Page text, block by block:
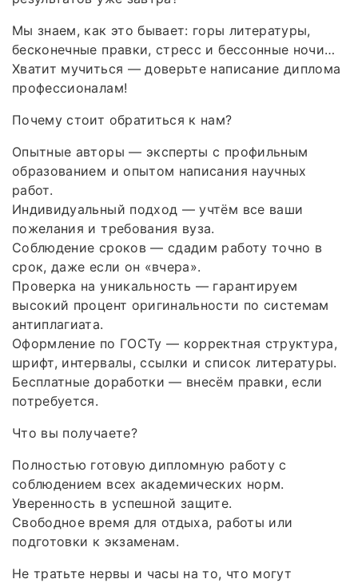
Мы знаем, как это бывает: горы литературы,
бесконечные правки, стресс и бессонные ночи…
Хватит мучиться — доверьте написание диплома
профессионалам!
Почему стоит обратиться к нам?
Опытные авторы — эксперты с профильным
образованием и опытом написания научных
работ.
Индивидуальный подход — учтём все ваши
пожелания и требования вуза.
Соблюдение сроков — сдадим работу точно в
срок, даже если он «вчера».
Проверка на уникальность — гарантируем
высокий процент оригинальности по системам
антиплагиата.
Оформление по ГОСТу — корректная структура,
шрифт, интервалы, ссылки и список литературы.
Бесплатные доработки — внесём правки, если
потребуется.
Что вы получаете?
Полностью готовую дипломную работу с
соблюдением всех академических норм.
Уверенность в успешной защите.
Свободное время для отдыха, работы или
подготовки к экзаменам.
Не тратьте нервы и часы на то, что могут